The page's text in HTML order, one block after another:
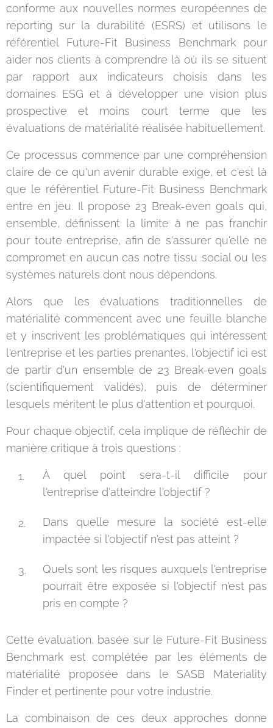
conforme aux nouvelles normes européennes de
reporting sur la durabilité (ESRS) et utilisons le
référentiel Future-Fit Business Benchmark pour
aider nos clients à comprendre là où ils se situent
par rapport aux indicateurs choisis dans les
domaines ESG et à développer une vision plus
prospective et moins court terme que les
évaluations de matérialité réalisée habituellement.
Ce processus commence par une compréhension
claire de ce qu'un avenir durable exige, et c'est là
que le référentiel Future-Fit Business Benchmark
entre en jeu. Il propose 23 Break-even goals qui,
ensemble, définissent la limite à ne pas franchir
pour toute entreprise, afin de s'assurer qu'elle ne
compromet en aucun cas notre tissu social ou les
systèmes naturels dont nous dépendons.
Alors que les évaluations traditionnelles de
matérialité commencent avec une feuille blanche
et y inscrivent les problématiques qui intéressent
l'entreprise et les parties prenantes, l'objectif ici est
de partir d'un ensemble de 23 Break-even goals
(scientifiquement validés), puis de déterminer
lesquels méritent le plus d'attention et pourquoi.
Pour chaque objectif, cela implique de réfléchir de
manière critique à trois questions :
À quel point sera-t-il difficile pour
l'entreprise d'atteindre l'objectif ?
Dans quelle mesure la société est-elle
impactée si l'objectif n'est pas atteint ?
Quels sont les risques auxquels l'entreprise
pourrait être exposée si l'objectif n'est pas
pris en compte ?
Cette évaluation, basée sur le Future-Fit Business
Benchmark est complétée par les éléments de
matérialité proposée dans le SASB Materiality
Finder et pertinente pour votre industrie.
La combinaison de ces deux approches donne